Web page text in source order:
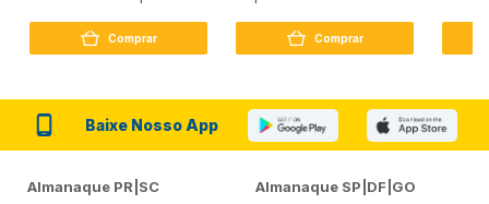
Comprar Comprar
Baixe Nosso App
Almanaque PR|SC Almanaque SP|DF|GO